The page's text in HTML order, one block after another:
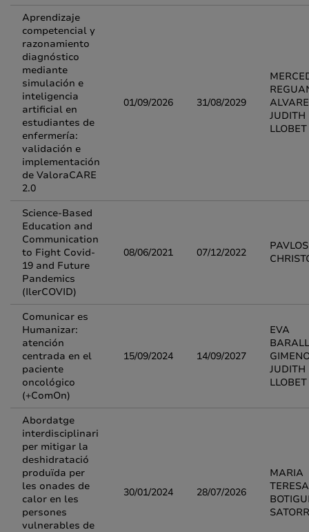
Aprendizaje
competencial y
razonamiento
diagnóstico
mediante
simulación e
inteligencia
artificial en
estudiantes de
enfermería:
validación e
implementación
de ValoraCARE
2.0
01/09/2026 31/08/2029
JUDITH
LLOBET
Science-Based
Education and
Communication
to Fight Covid-
19 and Future
Pandemics
(IlerCOVID)
08/06/2021 07/12/2022
PAVLOS
Comunicar es
Humanizar:
atención
centrada en el
paciente
oncológico
(+ComOn)
15/09/2024 14/09/2027
EVA
JUDITH
LLOBET
Abordatge
interdisciplinari
per mitigar la
deshidratació
produïda per
les onades de
calor en les
persones
vulnerables de
30/01/2024 28/07/2026
MARIA
TERESA